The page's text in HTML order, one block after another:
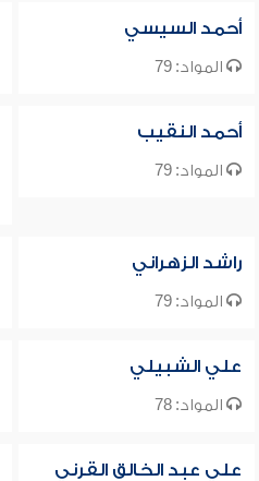
أحمد السيسي
المواد: 79
أحمد النقيب
المواد: 79
راشد الزهراني
المواد: 79
علي الشبيلي
المواد: 78
علي عبد الخالق القرني